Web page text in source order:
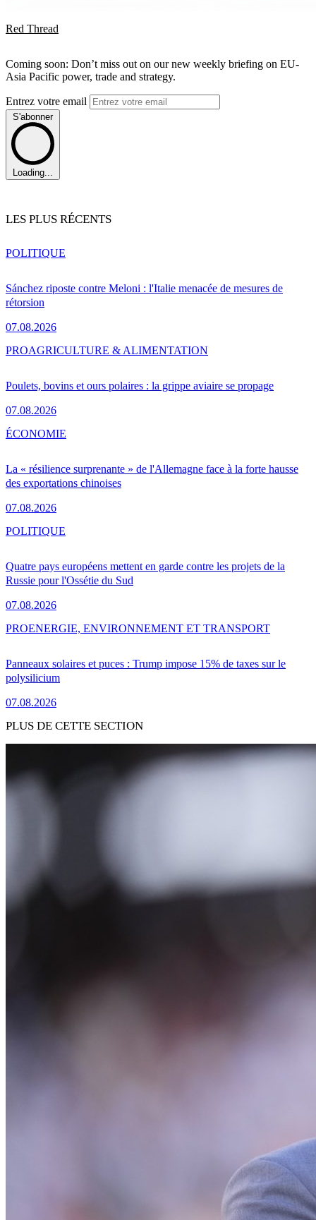
Red Thread
Coming soon: Don’t miss out on our new weekly briefing on EU-
Asia Pacific power, trade and strategy.
Entrez votre email
S'abonner
Loading...
LES PLUS RÉCENTS
Sánchez riposte contre Meloni : l'Italie menacée de mesures de
rétorsion
07.08.2026
POLITIQUE
Poulets, bovins et ours polaires : la grippe aviaire se propage
07.08.2026
PROAGRICULTURE & ALIMENTATION
La « résilience surprenante » de l'Allemagne face à la forte hausse
des exportations chinoises
07.08.2026
ÉCONOMIE
Quatre pays européens mettent en garde contre les projets de la
Russie pour l'Ossétie du Sud
07.08.2026
POLITIQUE
Panneaux solaires et puces : Trump impose 15% de taxes sur le
polysilicium
07.08.2026
PROENERGIE, ENVIRONNEMENT ET TRANSPORT
PLUS DE CETTE SECTION